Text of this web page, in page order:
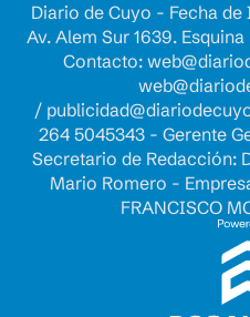
Diario de Cuyo - Fecha
Av. Alem Sur 1639.
Contacto:
/
264 5045343 - Gerente
Secretario de Redacción:
Mario Romero -
FRANCISCO